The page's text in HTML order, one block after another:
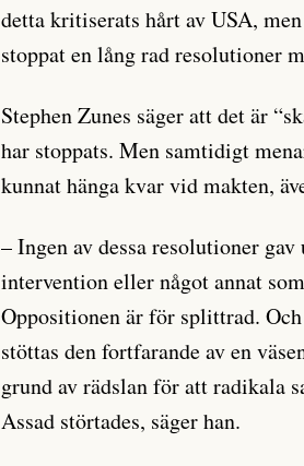
detta kritiserats hårt av USA,
stoppat en lång rad resolutioner
Stephen Zunes säger att det är
har stoppats. Men samtidigt
kunnat hänga kvar vid makten,
– Ingen av dessa resolutioner
intervention eller något annat
Oppositionen är för splittrad.
stöttas den fortfarande av en
grund av rädslan för att radikala
Assad störtades, säger han.